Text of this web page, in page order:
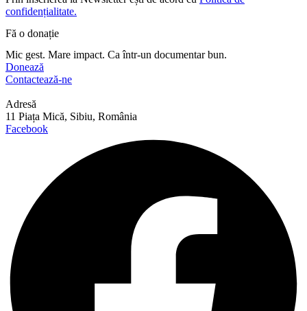
confidențialitate.
Fă o donație
Mic gest. Mare impact. Ca într-un documentar bun.
Donează
Contactează-ne
Adresă
11 Piața Mică, Sibiu, România
Facebook